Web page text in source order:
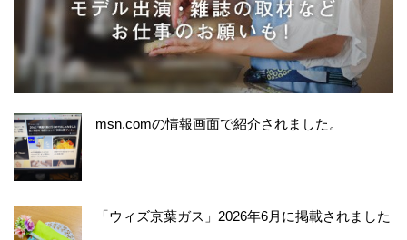
msn.comの情報画面で紹介されました。
「ウィズ京葉ガス」2026年6月に掲載されました